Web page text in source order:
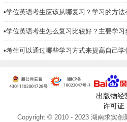
•学位英语考生应该从哪复习？学习的方法
•学位英语考生怎么复习比较好？主要学习
出版物经
许可证
Copyright © 2010 - 2023 湖南求实创